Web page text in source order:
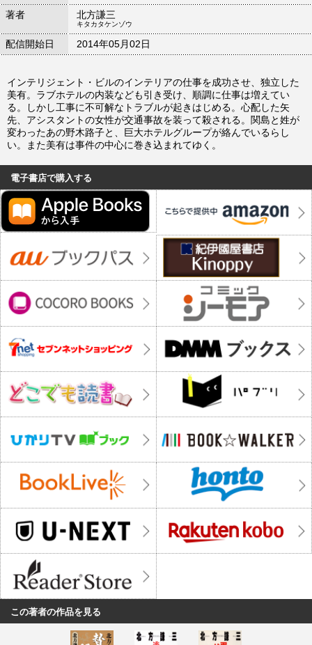
著者
北方謙三
キタカタケンゾウ
配信開始日 2014年05月02日
インテリジェント・ビルのインテリアの仕事を成功させ、独立した
美有。ラブホテルの内装なども引き受け、順調に仕事は増えてい
る。しかし工事に不可解なトラブルが起きはじめる。心配した矢
先、アシスタントの女性が交通事故を装って殺される。関島と姓が
変わったあの野木路子と、巨大ホテルグループが絡んでいるらし
い。また美有は事件の中心に巻き込まれてゆく。
電子書店で購入する
この著者の作品を見る